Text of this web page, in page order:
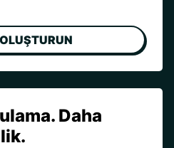
Daha